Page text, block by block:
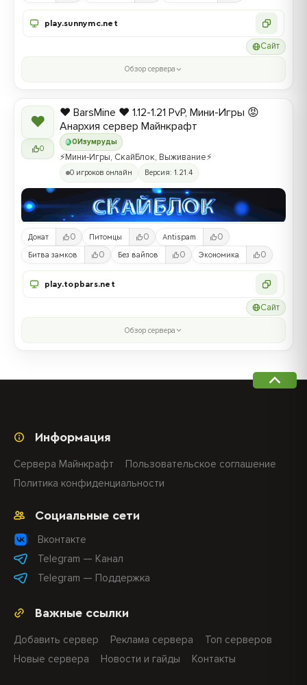
play.sunnymc.net
Сайт
Обзор сервера
❤
0
0 Изумруды
❤️ BarsMine ❤️ 1.12-1.21 PvP, Мини-Игры 😡
Анархия сервер Майнкрафт
⚡Мини-Игры, СкайБлок, Выживание⚡
0 игроков онлайн Версия: 1.21.4
Донат 0 Питомцы 0 Antispam 0
Битва замков 0 Без вайпов 0 Экономика 0
play.topbars.net
Сайт
Обзор сервера
Важные ссылки
Добавить сервер Реклама сервера
Топ серверов
Новые сервера
Новости и гайды Контакты
Социальные сети
Вконтакте
Telegram — Канал
Telegram — Поддержка
Информация
Сервера Майнкрафт
Пользовательское соглашение
Политика конфиденциальности